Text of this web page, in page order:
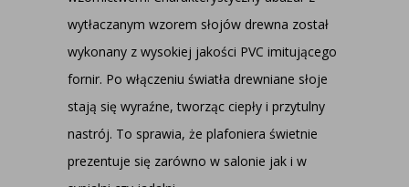
wytłaczanym wzorem słojów drewna został
wykonany z wysokiej jakości PVC imitującego
fornir. Po włączeniu światła drewniane słoje
stają się wyraźne, tworząc ciepły i przytulny
nastrój. To sprawia, że plafoniera świetnie
prezentuje się zarówno w salonie jak i w